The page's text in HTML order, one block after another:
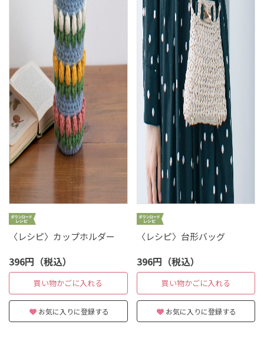
〈レシピ〉カップホルダー
396円（税込）
買い物かごに入れる
お気に入りに登録する
〈レシピ〉台形バッグ
396円（税込）
買い物かごに入れる
お気に入りに登録する